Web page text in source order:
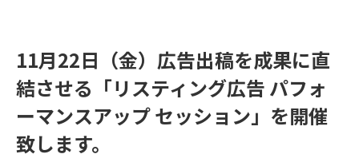
11月22日（金）広告出稿を成果に直
結させる「リスティング広告 パフォ
ーマンスアップ セッション」を開催
致します。